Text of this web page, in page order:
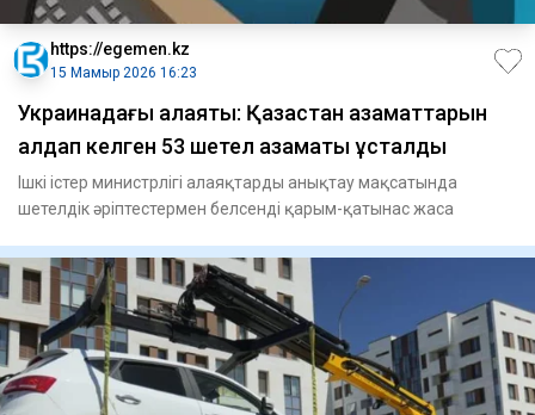
https://egemen.kz
15 Мамыр 2026 16:23
Украинадағы алаяқтық: Қазақстан азаматтарын
алдап келген 53 шетел азаматы ұсталды
Ішкі істер министрлігі алаяқтарды анықтау мақсатында
шетелдік әріптестермен белсенді қарым-қатынас жаса